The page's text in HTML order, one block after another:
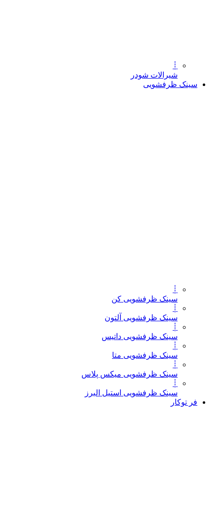
┊
شیرالات شودر
سینک ظرفشویی
┊
سینک ظرفشویی کن
┊
سینک ظرفشویی آلتون
┊
سینک ظرفشویی داتیس
┊
سینک ظرفشویی متا
┊
سینک ظرفشویی میکس پلاس
┊
سینک ظرفشویی استیل البرز
فر توکار